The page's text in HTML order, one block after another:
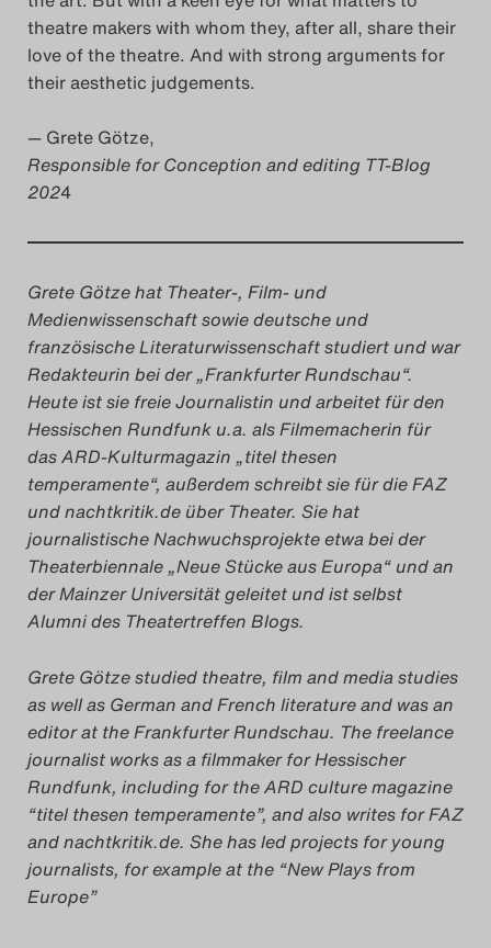
theatre makers with whom they, after all, share their
love of the theatre. And with strong arguments for
their aesthetic judgements.
— Grete Götze,
Responsible for Conception and editing TT-Blog
2024
Grete Götze hat Theater-, Film- und
Medienwissenschaft sowie deutsche und
französische Literaturwissenschaft studiert und war
Redakteurin bei der „Frankfurter Rundschau“.
Heute ist sie freie Journalistin und arbeitet für den
Hessischen Rundfunk u.a. als Filmemacherin für
das ARD-Kulturmagazin „titel thesen
temperamente“, außerdem schreibt sie für die FAZ
und nachtkritik.de über Theater. Sie hat
journalistische Nachwuchsprojekte etwa bei der
Theaterbiennale „Neue Stücke aus Europa“ und an
der Mainzer Universität geleitet und ist selbst
Alumni des Theatertreffen Blogs.
Grete Götze studied theatre, film and media studies
as well as German and French literature and was an
editor at the Frankfurter Rundschau. The freelance
journalist works as a filmmaker for Hessischer
Rundfunk, including for the ARD culture magazine
“titel thesen temperamente”, and also writes for FAZ
and nachtkritik.de. She has led projects for young
journalists, for example at the “New Plays from
Europe”